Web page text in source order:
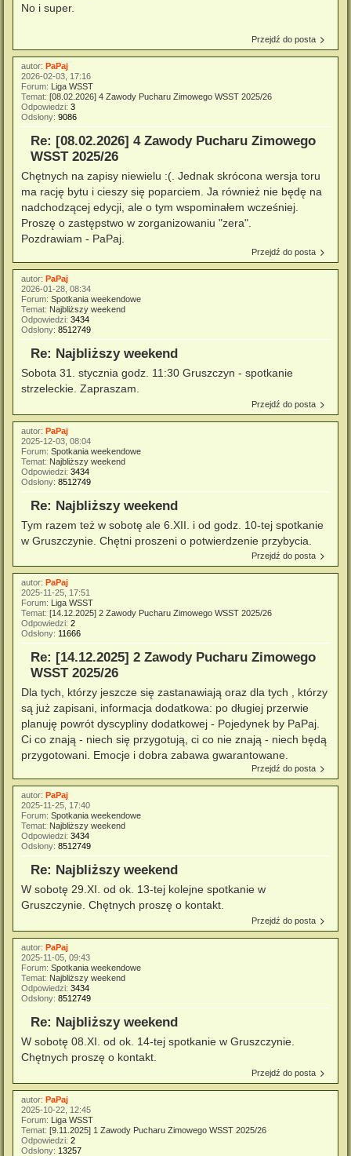
No i super.
Przejdź do posta
autor: PaPaj
2026-02-03, 17:16
Forum: Liga WSST
Temat: [08.02.2026] 4 Zawody Pucharu Zimowego WSST 2025/26
Odpowiedzi: 3
Odsłony: 9086
Re: [08.02.2026] 4 Zawody Pucharu Zimowego
WSST 2025/26
Chętnych na zapisy niewielu :(. Jednak skrócona wersja toru
ma rację bytu i cieszy się poparciem. Ja również nie będę na
nadchodzącej edycji, ale o tym wspominałem wcześniej.
Proszę o zastępstwo w zorganizowaniu "zera".
Pozdrawiam - PaPaj.
Przejdź do posta
autor: PaPaj
2026-01-28, 08:34
Forum: Spotkania weekendowe
Temat: Najbliższy weekend
Odpowiedzi: 3434
Odsłony: 8512749
Re: Najbliższy weekend
Sobota 31. stycznia godz. 11:30 Gruszczyn - spotkanie
strzeleckie. Zapraszam.
Przejdź do posta
autor: PaPaj
2025-12-03, 08:04
Forum: Spotkania weekendowe
Temat: Najbliższy weekend
Odpowiedzi: 3434
Odsłony: 8512749
Re: Najbliższy weekend
Tym razem też w sobotę ale 6.XII. i od godz. 10-tej spotkanie
w Gruszczynie. Chętni proszeni o potwierdzenie przybycia.
Przejdź do posta
autor: PaPaj
2025-11-25, 17:51
Forum: Liga WSST
Temat: [14.12.2025] 2 Zawody Pucharu Zimowego WSST 2025/26
Odpowiedzi: 2
Odsłony: 11666
Re: [14.12.2025] 2 Zawody Pucharu Zimowego
WSST 2025/26
Dla tych, którzy jeszcze się zastanawiają oraz dla tych , którzy
są już zapisani, informacja dodatkowa: po długiej przerwie
planuję powrót dyscypliny dodatkowej - Pojedynek by PaPaj.
Ci co znają - niech się przygotują, ci co nie znają - niech będą
przygotowani. Emocje i dobra zabawa gwarantowane.
Przejdź do posta
autor: PaPaj
2025-11-25, 17:40
Forum: Spotkania weekendowe
Temat: Najbliższy weekend
Odpowiedzi: 3434
Odsłony: 8512749
Re: Najbliższy weekend
W sobotę 29.XI. od ok. 13-tej kolejne spotkanie w
Gruszczynie. Chętnych proszę o kontakt.
Przejdź do posta
autor: PaPaj
2025-11-05, 09:43
Forum: Spotkania weekendowe
Temat: Najbliższy weekend
Odpowiedzi: 3434
Odsłony: 8512749
Re: Najbliższy weekend
W sobotę 08.XI. od ok. 14-tej spotkanie w Gruszczynie.
Chętnych proszę o kontakt.
Przejdź do posta
autor: PaPaj
2025-10-22, 12:45
Forum: Liga WSST
Temat: [9.11.2025] 1 Zawody Pucharu Zimowego WSST 2025/26
Odpowiedzi: 2
Odsłony: 13257